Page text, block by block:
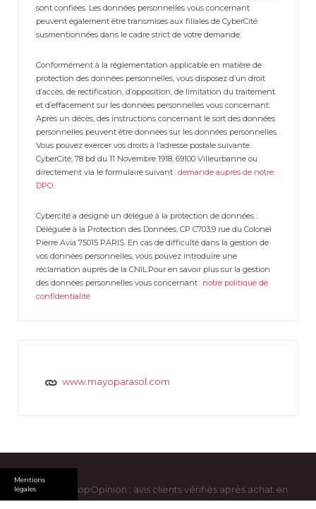
Mentions
légales
sont confiées. Les données personnelles vous concernant
peuvent également être transmises aux filiales de CyberCité
susmentionnées dans le cadre strict de votre demande.
Conformément à la réglementation applicable en matière de
protection des données personnelles, vous disposez d’un droit
d’accès, de rectification, d’opposition, de limitation du traitement
et d’effacement sur les données personnelles vous concernant.
Après un décès, des instructions concernant le sort des données
personnelles peuvent être données sur les données personnelles.
Vous pouvez exercer vos droits à l’adresse postale suivante :
CyberCité, 78 bd du 11 Novembre 1918, 69100 Villeurbanne ou
directement via le formulaire suivant : demande auprès de notre
DPO
Cybercité a désigné un délégué à la protection de données :
Déléguée à la Protection des Données, CP C703,9 rue du Colonel
Pierre Avia 75015 PARIS. En cas de difficulté dans la gestion de
vos données personnelles, vous pouvez introduire une
réclamation auprès de la CNIL.Pour en savoir plus sur la gestion
des données personnelles vous concernant : notre politique de
confidentialité
www.mayoparasol.com
Copyright ShopOpinion : avis clients vérifiés après achat en